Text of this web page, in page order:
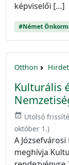
képviselői […]
#Német
Otthon
Kulturális
event_available Utolsó
október 1.)
A
meghívja